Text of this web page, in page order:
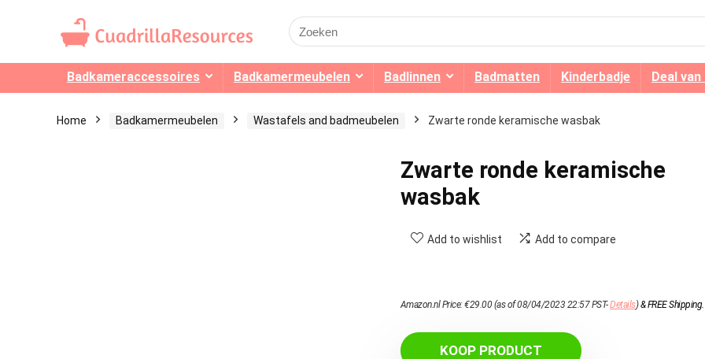
Search
for:
Badkameraccessoires Badkamermeubelen Badlinnen Badmatten Kinderbadje Deal van
Home Badkamermeubelen Wastafels and badmeubelen Zwarte ronde keramische wasbak
Zwarte ronde keramische
wasbak
Add to wishlist Add to compare
Amazon.nl Price:€29.00(as of 08/04/2023 22:57 PST-Details)&FREE Shipping.
KOOP PRODUCT